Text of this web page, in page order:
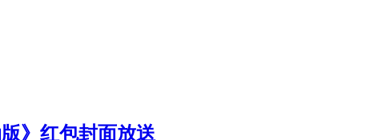
》红包封面放送